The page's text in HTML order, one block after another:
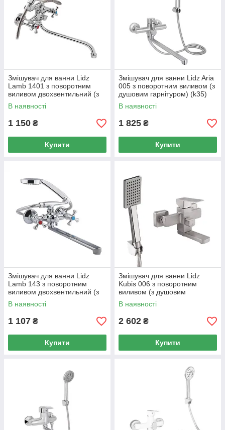
Змішувач для ванни Lidz
Lamb 1401 з поворотним
виливом двохвентильний (з
душовим гарнітуром)
LDLAM1401CRM22017
В наявності
1 150 ₴
Купити
Змішувач для ванни Lidz Aria
005 з поворотним виливом (з
душовим гарнітуром) (k35)
LDARI005NKS34939 Nickel
В наявності
1 825 ₴
Купити
Змішувач для ванни Lidz
Lamb 143 з поворотним
виливом двохвентильний (з
душовим гарнітуром)
LDLAM143CRM22143
В наявності
1 107 ₴
Купити
Змішувач для ванни Lidz
Kubis 006 з поворотним
виливом (з душовим
гарнітуром) (k35)
LDKUB006NKS28536 Nickel
В наявності
2 602 ₴
Купити